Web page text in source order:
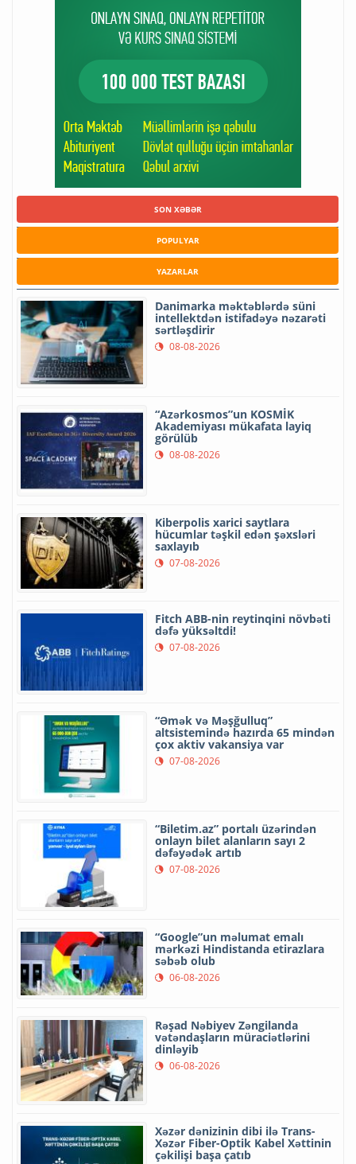
SON XƏBƏR
POPULYAR
YAZARLAR
Danimarka məktəblərdə süni
intellektdən istifadəyə nəzarəti
sərtləşdirir
08-08-2026
“Azərkosmos”un KOSMİK
Akademiyası mükafata layiq
görülüb
08-08-2026
Kiberpolis xarici saytlara
hücumlar təşkil edən şəxsləri
saxlayıb
07-08-2026
Fitch ABB-nin reytinqini növbəti
dəfə yüksəltdi!
07-08-2026
“Əmək və Məşğulluq”
altsistemində hazırda 65 mindən
çox aktiv vakansiya var
07-08-2026
“Biletim.az” portalı üzərindən
onlayn bilet alanların sayı 2
dəfəyədək artıb
07-08-2026
“Google”un məlumat emalı
mərkəzi Hindistanda etirazlara
səbəb olub
06-08-2026
Rəşad Nəbiyev Zəngilanda
vətəndaşların müraciətlərini
dinləyib
06-08-2026
Xəzər dənizinin dibi ilə Trans-
Xəzər Fiber-Optik Kabel Xəttinin
çəkilişi başa çatıb